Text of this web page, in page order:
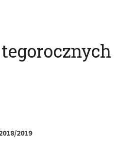
2019